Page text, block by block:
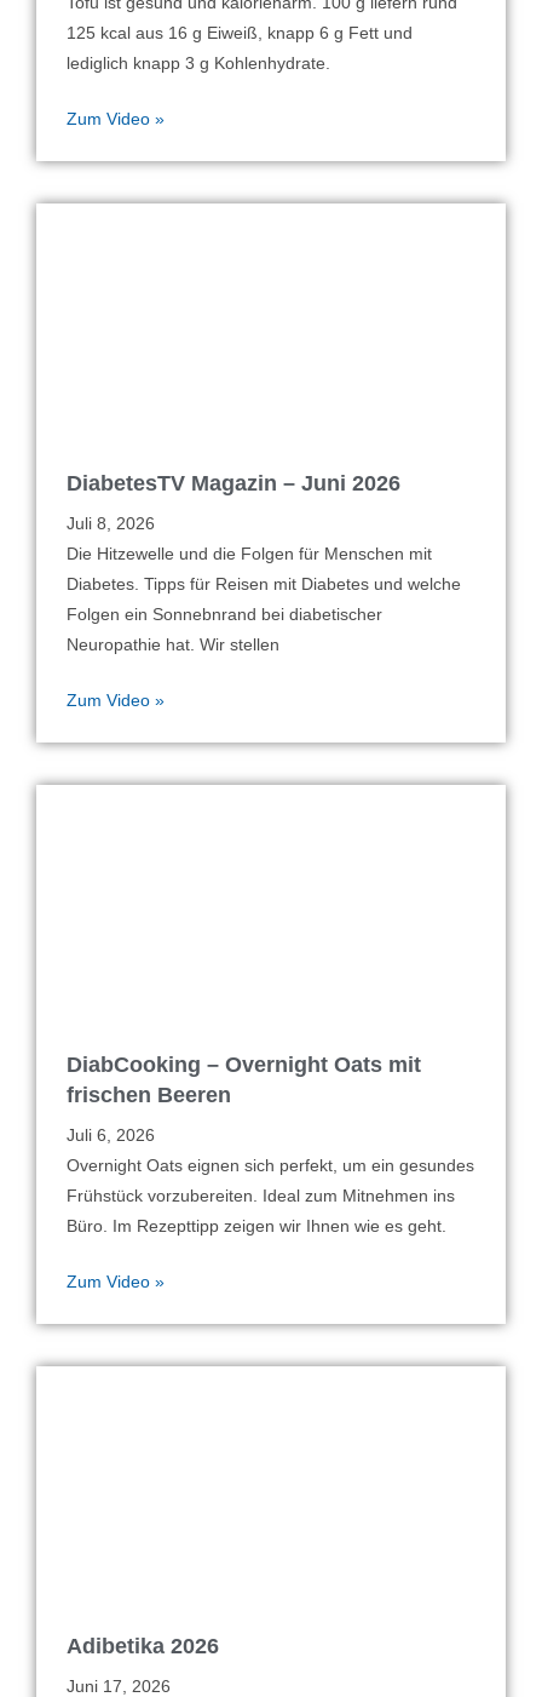
125 kcal aus 16 g Eiweiß, knapp 6 g Fett und
lediglich knapp 3 g Kohlenhydrate.
Zum Video »
DiabetesTV Magazin – Juni 2026
Juli 8, 2026
Die Hitzewelle und die Folgen für Menschen mit
Diabetes. Tipps für Reisen mit Diabetes und welche
Folgen ein Sonnebnrand bei diabetischer
Neuropathie hat. Wir stellen
Zum Video »
DiabCooking – Overnight Oats mit
frischen Beeren
Juli 6, 2026
Overnight Oats eignen sich perfekt, um ein gesundes
Frühstück vorzubereiten. Ideal zum Mitnehmen ins
Büro. Im Rezepttipp zeigen wir Ihnen wie es geht.
Zum Video »
Adibetika 2026
Juni 17, 2026